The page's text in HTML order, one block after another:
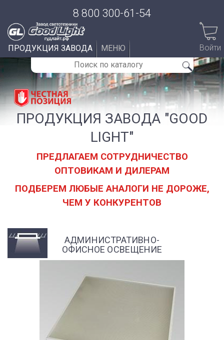
8 800 300-61-54
ПРОДУКЦИЯ ЗАВОДА МЕНЮ Войти
ПРОДУКЦИЯ ЗАВОДА "GOOD
LIGHT"
ПРЕДЛАГАЕМ СОТРУДНИЧЕСТВО
ОПТОВИКАМ И ДИЛЕРАМ
ПОДБЕРЕМ ЛЮБЫЕ АНАЛОГИ НЕ ДОРОЖЕ,
ЧЕМ У КОНКУРЕНТОВ
АДМИНИСТРАТИВНО-
ОФИСНОЕ ОСВЕЩЕНИЕ